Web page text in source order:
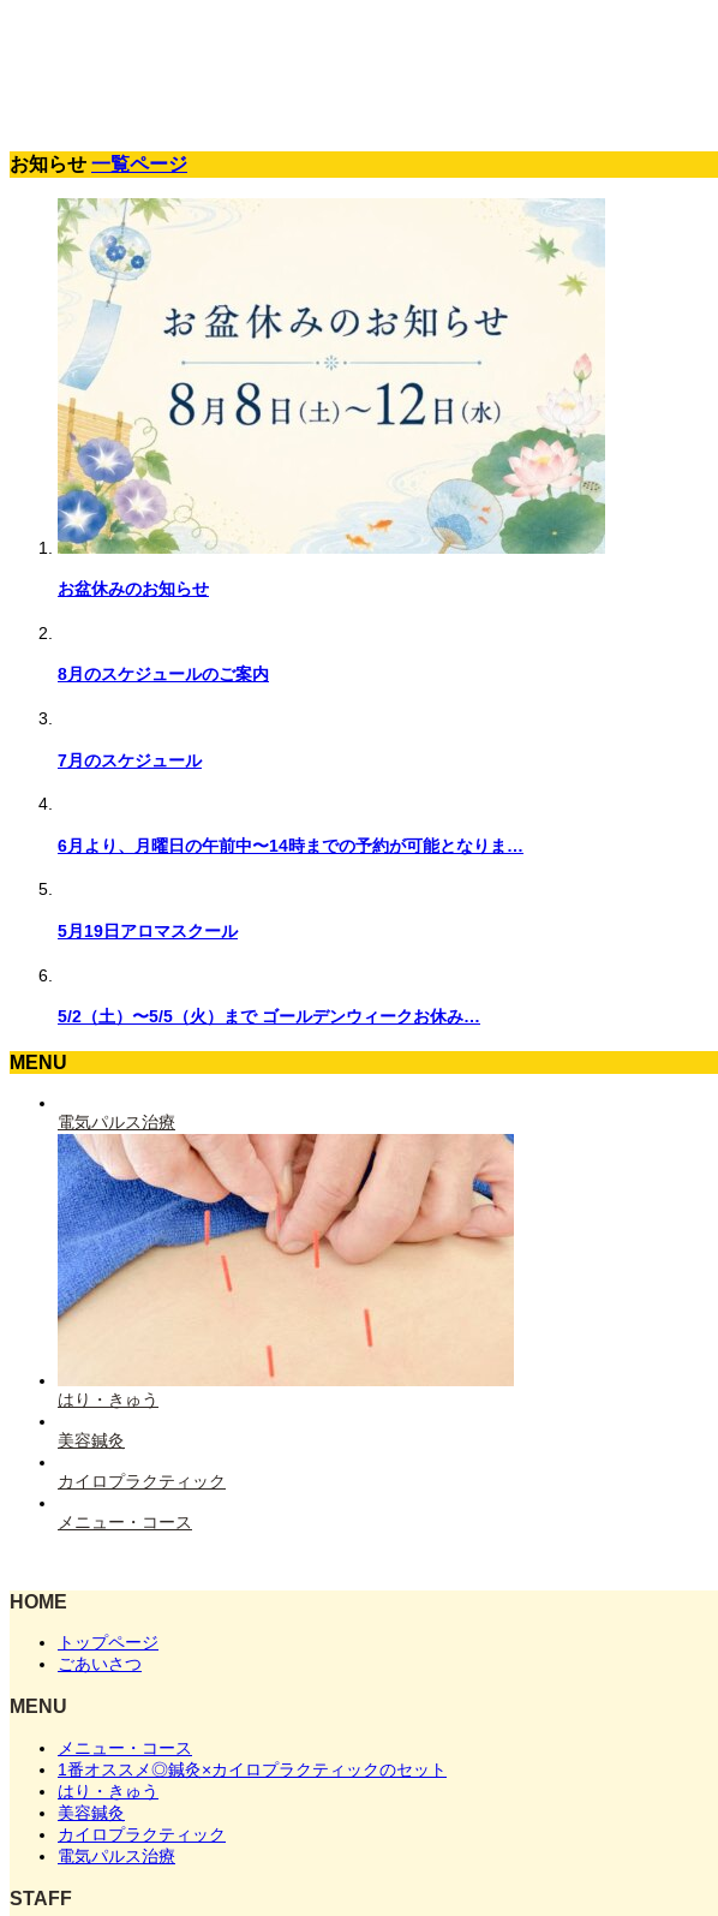
お知らせ 一覧ページ
お盆休みのお知らせ
8月のスケジュールのご案内
7月のスケジュール
6月より、月曜日の午前中〜14時までの予約が可能となりま…
5月19日アロマスクール
5/2（土）〜5/5（火）まで ゴールデンウィークお休み…
MENU
電気パルス治療
はり・きゅう
美容鍼灸
カイロプラクティック
メニュー・コース
HOME
トップページ
ごあいさつ
MENU
メニュー・コース
1番オススメ◎鍼灸×カイロプラクティックのセット
はり・きゅう
美容鍼灸
カイロプラクティック
電気パルス治療
STAFF